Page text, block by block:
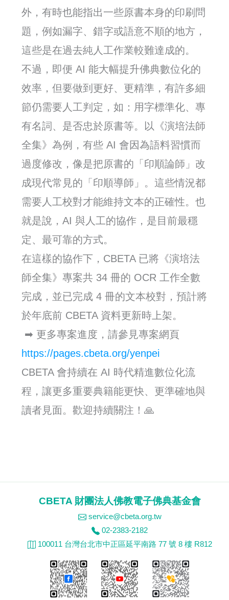
外，有時也能指出一些原書本身的印刷問
題，例如漏字、錯字或語意不順的地方，
這些是在過去純人工作業較難達成的。
不過，即便 AI 能大幅提升佛典數位化的
效率，但要做到更好、更精準，有許多細
節仍需要人工判定，如：用字標準化、專
有名詞、是否忠於原書等。以《演培法師
全集》為例，有些 AI 會因為語料習慣而
過度修改，像是把原書的「印順論師」改
成現代常見的「印順導師」。這些情況都
需要人工校對才能維持文本的正確性。也
就是說，AI 與人工的協作，是目前最穩
定、最可靠的方式。
在這樣的協作下，CBETA 已將《演培法
師全集》專案共 34 冊的 OCR 工作全數
完成，並已完成 4 冊的文本校對，預計將
於年底前 CBETA 資料更新時上架。
➡ 更多專案進度，請參見專案網頁
https://pages.cbeta.org/yenpei
CBETA 會持續在 AI 時代精進數位化流
程，讓更多重要典籍能更快、更準確地與
讀者見面。歡迎持續關注！🙏
CBETA 財團法人佛教電子佛典基金會
service@cbeta.org.tw
02-2383-2182
100011 台灣台北市中正區延平南路 77 號 8 樓 R812